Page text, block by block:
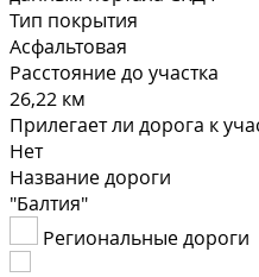
Тип покрытия
Асфальтовая
Расстояние до участка
26,22 км
Прилегает ли дорога к
Нет
Название дороги
"Балтия"
Региональные дороги